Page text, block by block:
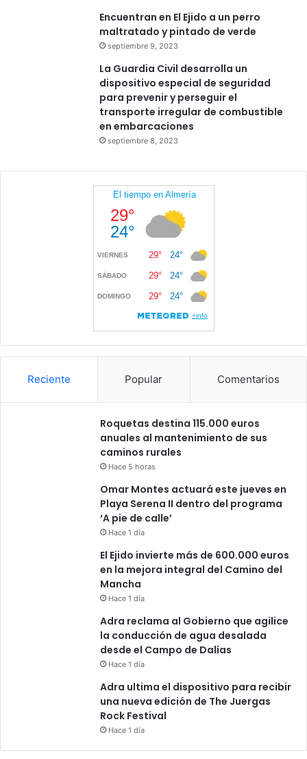
Encuentran en El Ejido a un perro
maltratado y pintado de verde
septiembre 9, 2023
La Guardia Civil desarrolla un
dispositivo especial de seguridad
para prevenir y perseguir el
transporte irregular de combustible
en embarcaciones
septiembre 8, 2023
Reciente Popular Comentarios
Roquetas destina 115.000 euros
anuales al mantenimiento de sus
caminos rurales
Hace 5 horas
Omar Montes actuará este jueves en
Playa Serena II dentro del programa
‘A pie de calle’
Hace 1 día
El Ejido invierte más de 600.000 euros
en la mejora integral del Camino del
Mancha
Hace 1 día
Adra reclama al Gobierno que agilice
la conducción de agua desalada
desde el Campo de Dalías
Hace 1 día
Adra ultima el dispositivo para recibir
una nueva edición de The Juergas
Rock Festival
Hace 1 día